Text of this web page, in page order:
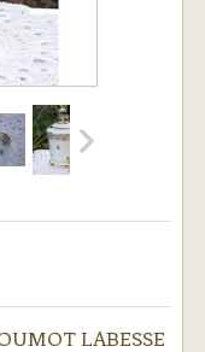
LABESSE